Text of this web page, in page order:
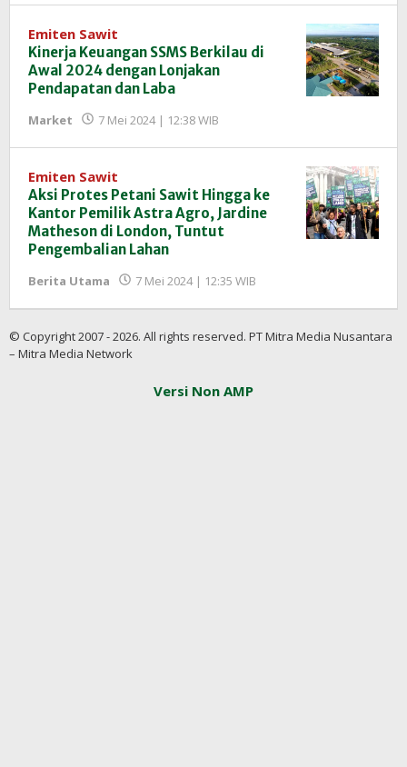
InfoSAWIT
Emiten Sawit
Kinerja Keuangan SSMS Berkilau di
Awal 2024 dengan Lonjakan
Pendapatan dan Laba
Market 7 Mei 2024 | 12:38 WIB
InfoSAWIT
Emiten Sawit
Aksi Protes Petani Sawit Hingga ke
Kantor Pemilik Astra Agro, Jardine
Matheson di London, Tuntut
Pengembalian Lahan
Berita Utama 7 Mei 2024 | 12:35 WIB
InfoSAWIT
© Copyright 2007 - 2026. All rights reserved. PT Mitra Media Nusantara
– Mitra Media Network
Versi Non AMP